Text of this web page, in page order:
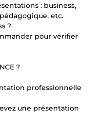
: business,
etc.
?
pour vérifier
?
professionnelle
une présentation